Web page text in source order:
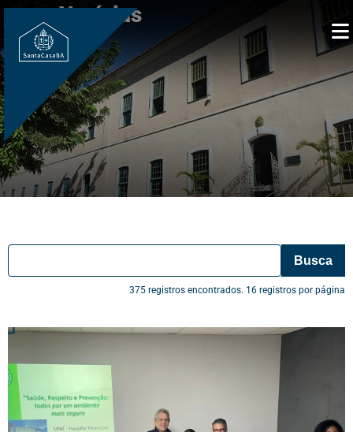
Notícias
Busca
375 registros encontrados. 16 registros por página